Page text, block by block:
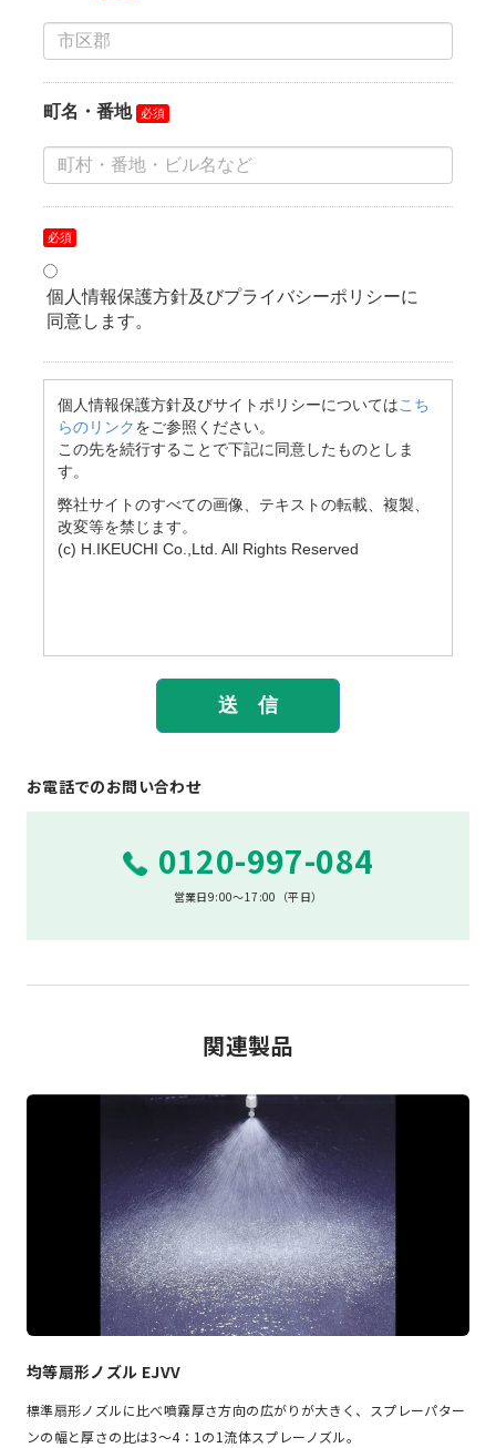
お電話でのお問い合わせ
0120-997-084
営業日9:00～17:00（平日）
関連製品
均等扇形ノズル EJVV
標準扇形ノズルに比べ噴霧厚さ方向の広がりが大きく、スプレーパター
ンの幅と厚さの比は3～4：1の1流体スプレーノズル。